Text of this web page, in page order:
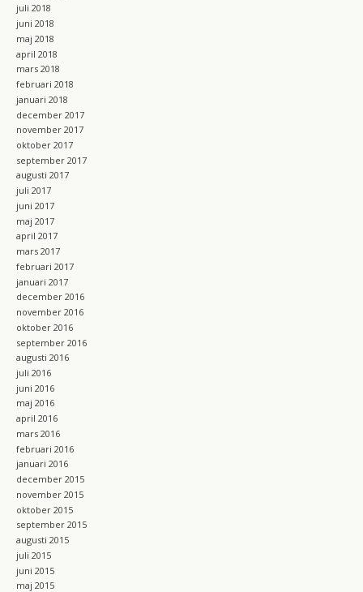
juli 2018
juni 2018
maj 2018
april 2018
mars 2018
februari 2018
januari 2018
december 2017
november 2017
oktober 2017
september 2017
augusti 2017
juli 2017
juni 2017
maj 2017
april 2017
mars 2017
februari 2017
januari 2017
december 2016
november 2016
oktober 2016
september 2016
augusti 2016
juli 2016
juni 2016
maj 2016
april 2016
mars 2016
februari 2016
januari 2016
december 2015
november 2015
oktober 2015
september 2015
augusti 2015
juli 2015
juni 2015
maj 2015